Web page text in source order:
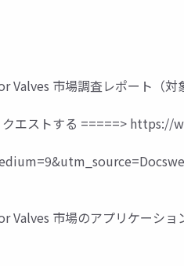
市場調査レポート（対
エストする =====> https://
市場のアプリケーショ